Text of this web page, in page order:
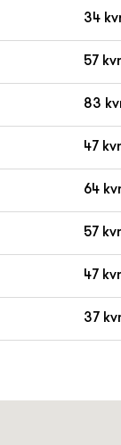
34
57
83
47
64
57
47
37